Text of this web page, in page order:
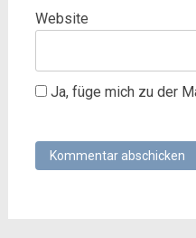
Website
Ja, füge mich zu der